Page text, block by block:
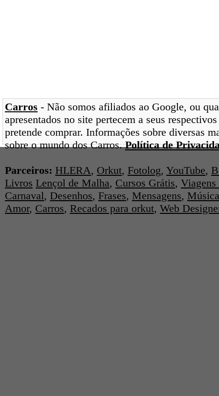
Carros - Não somos afiliados ao Google, ou
apresentados no site pertecem a seus
pretende comprar. Informações sobre diversas
sobre o mundo dos Carros.Política de
Parceiros: HLERA, Orkut, Fotolog, YouTube,
Livros Lençol de Malha, Cursos Grátis, Viagens
Carnaval, Desenhos, Frases, Mensagens,
Amor, Carros, Recados para orkut, Web